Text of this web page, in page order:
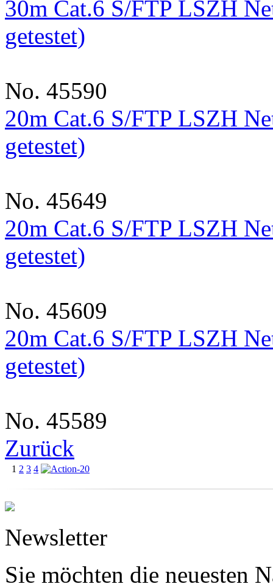
30m Cat.6 S/FTP LSZH
getestet)
No. 45590
20m Cat.6 S/FTP LSZH
getestet)
No. 45649
20m Cat.6 S/FTP LSZH
getestet)
No. 45609
20m Cat.6 S/FTP LSZH
getestet)
No. 45589
Zurück
1 2 3 4
Newsletter
Sie möchten die neuesten